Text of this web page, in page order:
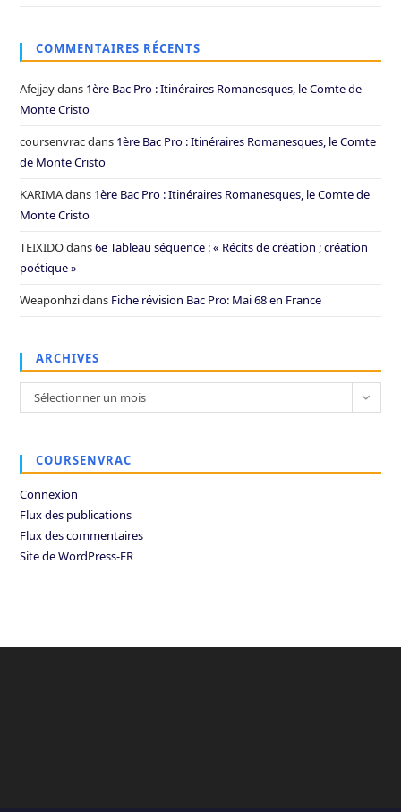
COMMENTAIRES RÉCENTS
Afejjaydans 1ère Bac Pro : Itinéraires Romanesques, le Comte de
Monte Cristo
coursenvracdans 1ère Bac Pro : Itinéraires Romanesques, le Comte
de Monte Cristo
KARIMAdans 1ère Bac Pro : Itinéraires Romanesques, le Comte de
Monte Cristo
TEIXIDOdans6e Tableau séquence : « Récits de création ; création
poétique »
Weaponhzidans Fiche révision Bac Pro: Mai 68 en France
ARCHIVES
Archives
Sélectionner un mois
COURSENVRAC
Connexion
Flux des publications
Flux des commentaires
Site de WordPress-FR